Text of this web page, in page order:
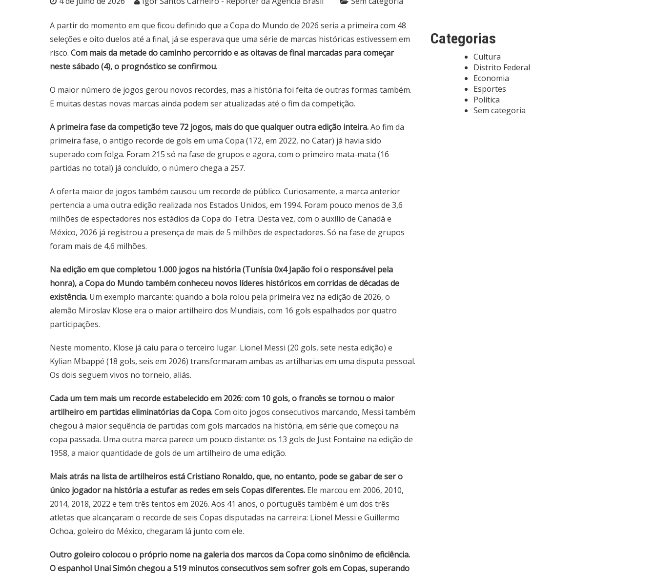
A partir do momento em que ficou definido que a Copa do Mundo de 2026 seria a primeira com 48
seleções e oito duelos até a final, já se esperava que uma série de marcas históricas estivessem em
risco. Com mais da metade do caminho percorrido e as oitavas de final marcadas para começar
neste sábado (4), o prognóstico se confirmou.
O maior número de jogos gerou novos recordes, mas a história foi feita de outras formas também.
E muitas destas novas marcas ainda podem ser atualizadas até o fim da competição.
A primeira fase da competição teve 72 jogos, mais do que qualquer outra edição inteira.Ao fim da
primeira fase, o antigo recorde de gols em uma Copa (172, em 2022, no Catar) já havia sido
superado com folga. Foram 215 só na fase de grupos e agora, com o primeiro mata-mata (16
partidas no total) já concluído, o número chega a 257.
A oferta maior de jogos também causou um recorde de público. Curiosamente, a marca anterior
pertencia a uma outra edição realizada nos Estados Unidos, em 1994. Foram pouco menos de 3,6
milhões de espectadores nos estádios da Copa do Tetra. Desta vez, com o auxílio de Canadá e
México, 2026 já registrou a presença de mais de 5 milhões de espectadores. Só na fase de grupos
foram mais de 4,6 milhões.
Na edição em que completou 1.000 jogos na história (Tunísia 0x4 Japão foi o responsável pela
honra), a Copa do Mundo também conheceu novos líderes históricos em corridas de décadas de
existência. Um exemplo marcante: quando a bola rolou pela primeira vez na edição de 2026, o
alemão Miroslav Klose era o maior artilheiro dos Mundiais, com 16 gols espalhados por quatro
participações.
Neste momento, Klose já caiu para o terceiro lugar. Lionel Messi (20 gols, sete nesta edição) e
Kylian Mbappé (18 gols, seis em 2026) transformaram ambas as artilharias em uma disputa pessoal.
Os dois seguem vivos no torneio, aliás.
Cada um tem mais um recorde estabelecido em 2026: com 10 gols, o francês se tornou o maior
artilheiro em partidas eliminatórias da Copa.Com oito jogos consecutivos marcando, Messi também
chegou à maior sequência de partidas com gols marcados na história, em série que começou na
copa passada. Uma outra marca parece um pouco distante: os 13 gols de Just Fontaine na edição de
1958, a maior quantidade de gols de um artilheiro de uma edição.
Mais atrás na lista de artilheiros está Cristiano Ronaldo, que, no entanto, pode se gabar de ser o
único jogador na história a estufar as redes em seis Copas diferentes. Ele marcou em 2006, 2010,
2014, 2018, 2022 e tem três tentos em 2026. Aos 41 anos, o português também é um dos três
atletas que alcançaram o recorde de seis Copas disputadas na carreira: Lionel Messi e Guillermo
Ochoa, goleiro do México, chegaram lá junto com ele.
Outro goleiro colocou o próprio nome na galeria dos marcos da Copa como sinônimo de eficiência.
O espanhol Unai Simón chegou a 519 minutos consecutivos sem sofrer gols em Copas, superando
Categorias
Cultura
Distrito Federal
Economia
Esportes
Política
Sem categoria